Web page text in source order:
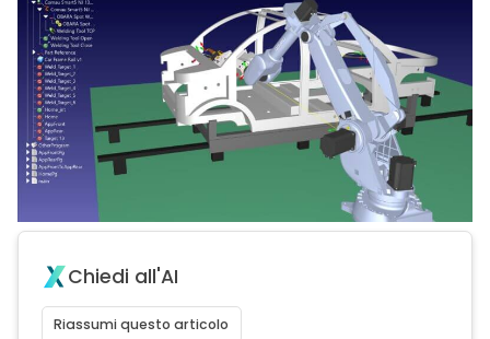
Chiedi all'AI
Riassumi questo articolo